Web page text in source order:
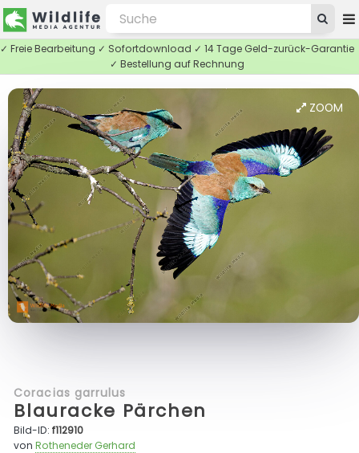
✓ Freie Bearbeitung ✓ Sofortdownload ✓ 14 Tage Geld-zurück-Garantie
✓ Bestellung auf Rechnung
ZOOM
Coracias garrulus
Blauracke Pärchen
Bild-ID:f112910
vonRotheneder Gerhard